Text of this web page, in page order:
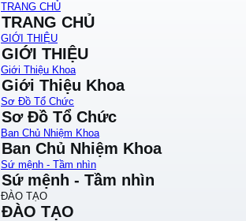
TRANG CHỦ
TRANG CHỦ
GIỚI THIỆU
GIỚI THIỆU
Giới Thiệu Khoa
Giới Thiệu Khoa
Sơ Đồ Tổ Chức
Sơ Đồ Tổ Chức
Ban Chủ Nhiệm Khoa
Ban Chủ Nhiệm Khoa
Sứ mệnh - Tầm nhìn
Sứ mệnh - Tầm nhìn
ĐÀO TẠO
ĐÀO TẠO